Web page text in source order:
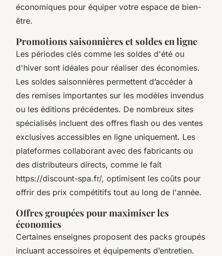
économiques pour équiper votre espace de bien-
être.
Promotions saisonnières et soldes en ligne
Les périodes clés comme les soldes d'été ou
d'hiver sont idéales pour réaliser des économies.
Les soldes saisonnières permettent d’accéder à
des remises importantes sur les modèles invendus
ou les éditions précédentes. De nombreux sites
spécialisés incluent des offres flash ou des ventes
exclusives accessibles en ligne uniquement. Les
plateformes collaborant avec des fabricants ou
des distributeurs directs, comme le fait
https://discount-spa.fr/, optimisent les coûts pour
offrir des prix compétitifs tout au long de l'année.
Offres groupées pour maximiser les
économies
Certaines enseignes proposent des packs groupés
incluant accessoires et équipements d’entretien.